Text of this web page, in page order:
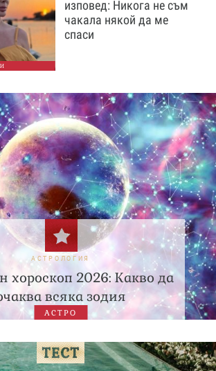
изповед: Никога не съм
чакала някой да ме
спаси
АСТРОЛОГИЯ
хороскоп 2026: Какво да
всяка зодия
АСТРО